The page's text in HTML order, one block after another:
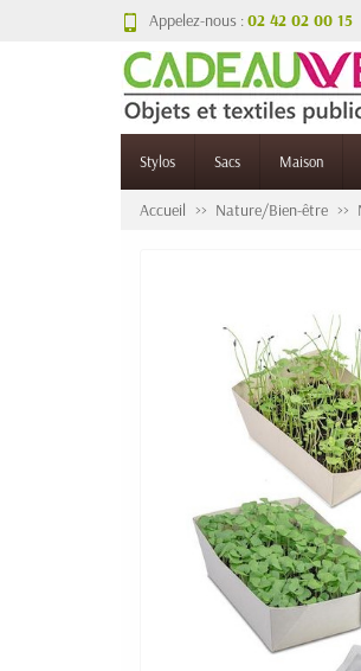
Appelez-nous :02 42 02 00 15
Stylos Sacs Maison
Accueil Nature/Bien-être